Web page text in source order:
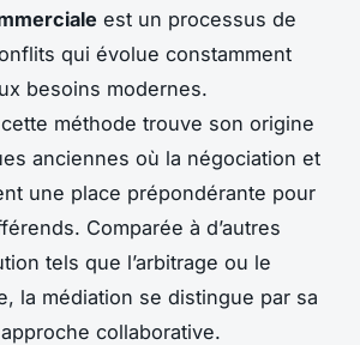
est un processus de
qui évolue constamment
besoins modernes.
méthode trouve son origine
anciennes où la négociation et
une place prépondérante pour
Comparée à d’autres
tels que l’arbitrage ou le
la médiation se distingue par sa
collaborative.